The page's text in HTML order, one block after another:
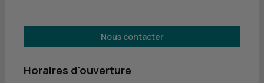
Nous contacter
Horaires d'ouverture